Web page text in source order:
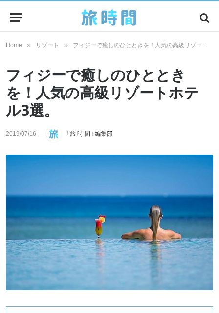
Home » リゾート » フィジーで癒しのひとときを！人気の高級リゾートホテル3選。
フィジーで癒しのひととき
を！人気の高級リゾートホテ
ル3選。
2019/07/16 ｢旅 時 間｣ 編集部